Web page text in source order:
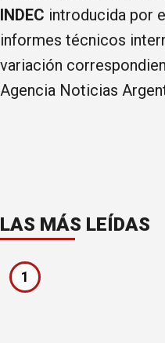
INDEC introducida por
informes técnicos
variación
Agencia Noticias
LAS MÁS LEÍDAS
1